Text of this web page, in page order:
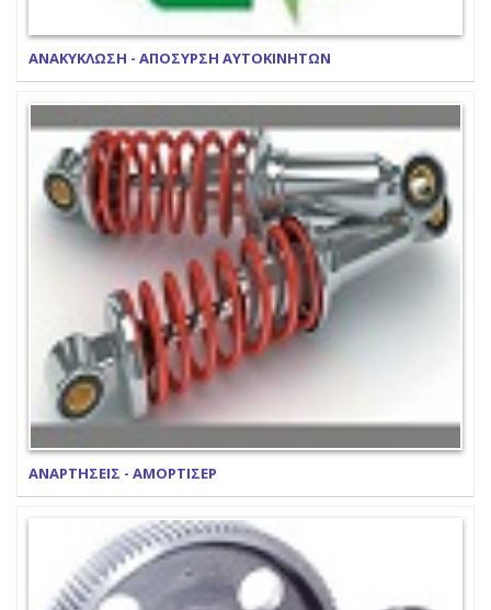
ΑΝΑΚΥΚΛΩΣΗ - ΑΠΟΣΥΡΣΗ ΑΥΤΟΚΙΝΗΤΩΝ
ΑΝΑΡΤΗΣΕΙΣ - ΑΜΟΡΤΙΣΕΡ